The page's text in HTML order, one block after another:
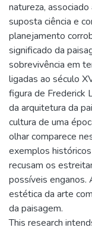
natureza,
suposta ciência e
planejamento
significado da
sobrevivência em
ligadas ao século
figura de Frederick
da arquitetura da
cultura de uma
olhar comparece
exemplos
recusam os
possíveis enganos.
estética da arte
da paisagem.
This research